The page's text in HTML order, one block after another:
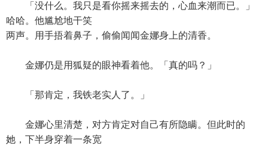
「没什么。我只是看你摇来摇去的，心血来潮而已。」
哈哈。他尴尬地干笑
两声。用手捂着鼻子，偷偷闻闻金娜身上的清香。
金娜仍是用狐疑的眼神看着他。「真的吗？」
「那肯定，我铁老实人了。」
金娜心里清楚，对方肯定对自己有所隐瞒。但此时的
她，下半身穿着一条宽